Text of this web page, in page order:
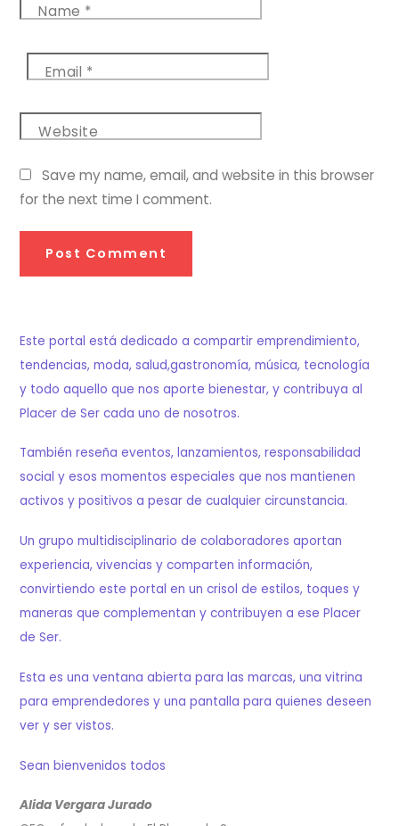
Name *
Email *
Website
Save my name, email, and website in this browser
for the next time I comment.
Este portal está dedicado a compartir emprendimiento,
tendencias, moda, salud,gastronomía, música, tecnología
y todo aquello que nos aporte bienestar, y contribuya al
Placer de Ser cada uno de nosotros.
También reseña eventos, lanzamientos, responsabilidad
social y esos momentos especiales que nos mantienen
activos y positivos a pesar de cualquier circunstancia.
Un grupo multidisciplinario de colaboradores aportan
experiencia, vivencias y comparten información,
convirtiendo este portal en un crisol de estilos, toques y
maneras que complementan y contribuyen a ese Placer
de Ser.
Esta es una ventana abierta para las marcas, una vitrina
para emprendedores y una pantalla para quienes deseen
ver y ser vistos.
Sean bienvenidos todos
Alida Vergara Jurado